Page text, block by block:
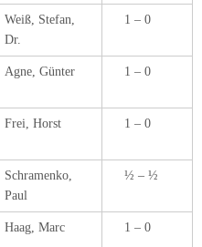
Weiß, Stefan,
Dr.
1 – 0
Agne, Günter 1 – 0
Frei, Horst 1 – 0
Schramenko,
Paul
½ – ½
Haag, Marc 1 – 0